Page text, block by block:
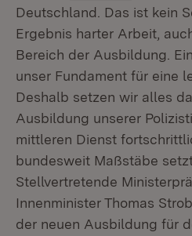
Deutschland. Das ist kein
Ergebnis harter Arbeit,
Bereich der Ausbildung.
unser Fundament für eine
Deshalb setzen wir alles
Ausbildung unserer
mittleren Dienst
bundesweit Maßstäbe
Stellvertretende
Innenminister Thomas
der neuen Ausbildung für